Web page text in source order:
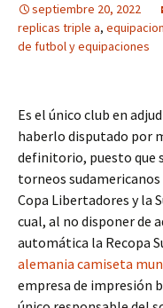
septiembre 20, 2022
replicas triple a,
de futbol y equipaciones
Es el único club en
haberlo disputado por
definitorio, puesto que
torneos
Copa Libertadores y la
cual, al no disponer de
automática la Recopa
alemania camiseta
empresa de impresión